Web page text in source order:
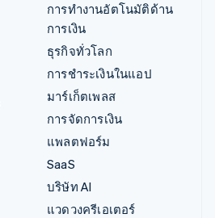
การทำงานอัตโนมัติด้าน
การเงิน
ธุรกิจทั่วโลก
การชำระเงินในแอป
มาร์เก็ตเพลส
การจัดการเงิน
แพลตฟอร์ม
SaaS
บริษัท AI
แวดวงครีเอเตอร์